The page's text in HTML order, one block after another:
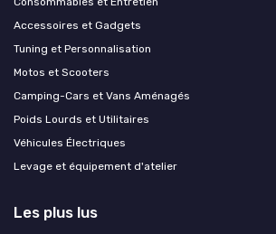
Accessoires et Gadgets
Tuning et Personnalisation
Motos et Scooters
Camping-Cars et Vans Aménagés
Poids Lourds et Utilitaires
Véhicules Électriques
Levage et équipement d'atelier
Les plus lus